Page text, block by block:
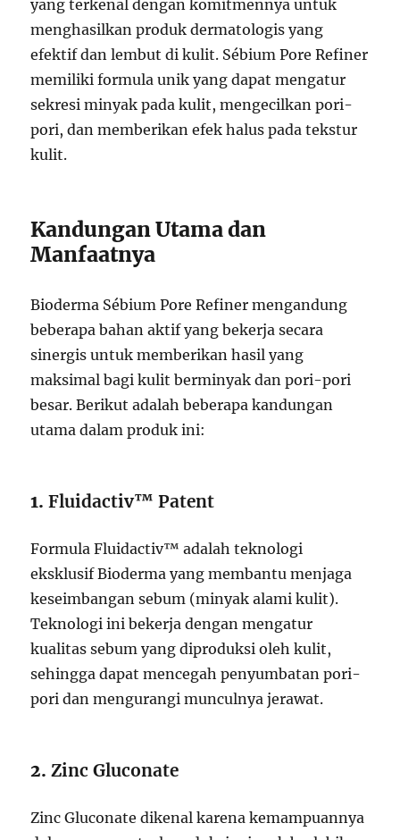
yang terkenal dengan komitmennya untuk
menghasilkan produk dermatologis yang
efektif dan lembut di kulit. Sébium Pore Refiner
memiliki formula unik yang dapat mengatur
sekresi minyak pada kulit, mengecilkan pori-
pori, dan memberikan efek halus pada tekstur
kulit.
Kandungan Utama dan
Manfaatnya
Bioderma Sébium Pore Refiner mengandung
beberapa bahan aktif yang bekerja secara
sinergis untuk memberikan hasil yang
maksimal bagi kulit berminyak dan pori-pori
besar. Berikut adalah beberapa kandungan
utama dalam produk ini:
1.Fluidactiv™ Patent
Formula Fluidactiv™ adalah teknologi
eksklusif Bioderma yang membantu menjaga
keseimbangan sebum (minyak alami kulit).
Teknologi ini bekerja dengan mengatur
kualitas sebum yang diproduksi oleh kulit,
sehingga dapat mencegah penyumbatan pori-
pori dan mengurangi munculnya jerawat.
2.Zinc Gluconate
Zinc Gluconate dikenal karena kemampuannya